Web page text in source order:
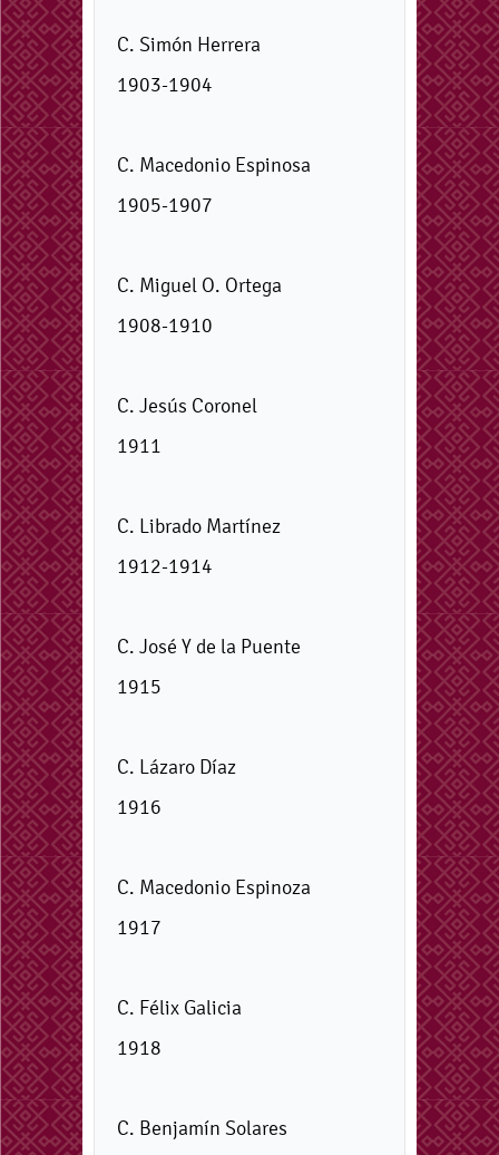
C. Simón Herrera
1903-1904
C. Macedonio Espinosa
1905-1907
C. Miguel O. Ortega
1908-1910
C. Jesús Coronel
1911
C. Librado Martínez
1912-1914
C. José Y de la Puente
1915
C. Lázaro Díaz
1916
C. Macedonio Espinoza
1917
C. Félix Galicia
1918
C. Benjamín Solares